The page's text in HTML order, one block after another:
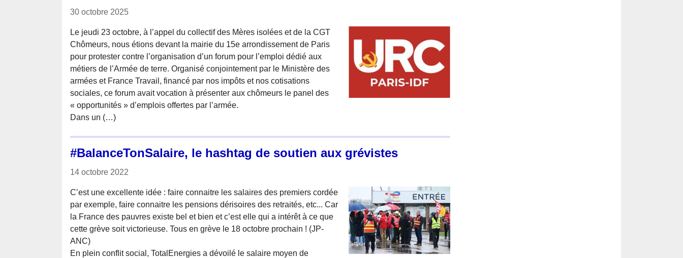
30 octobre 2025
Le jeudi 23 octobre, à l’appel du collectif des Mères isolées et de la CGT
Chômeurs, nous étions devant la mairie du 15e arrondissement de Paris
pour protester contre l’organisation d’un forum pour l’emploi dédié aux
métiers de l’Armée de terre. Organisé conjointement par le Ministère des
armées et France Travail, financé par nos impôts et nos cotisations
sociales, ce forum avait vocation à présenter aux chômeurs le panel des
« opportunités » d’emplois offertes par l’armée.
Dans un (…)
#BalanceTonSalaire, le hashtag de soutien aux grévistes
14 octobre 2022
C’est une excellente idée : faire connaitre les salaires des premiers cordée
par exemple, faire connaitre les pensions dérisoires des retraités, etc... Car
la France des pauvres existe bel et bien et c’est elle qui a intérêt à ce que
cette grève soit victorieuse. Tous en grève le 18 octobre prochain ! (JP-
ANC)
En plein conflit social, TotalEnergies a dévoilé le salaire moyen de